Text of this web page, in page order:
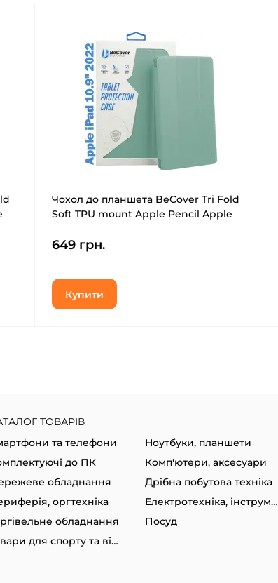
Чохол до планшета BeCover Tri Fold
Soft TPU mount Apple Pencil Apple
(708460)
649 грн.
Купити
ТОВАРІВ
та телефони
Ноутбуки, планшети
до ПК
Комп'ютери, аксесуари
обладнання
Дрібна побутова техніка
оргтехніка
Електротехніка, інструменти
обладнання
Посуд
Товари для спорту та відпочинку